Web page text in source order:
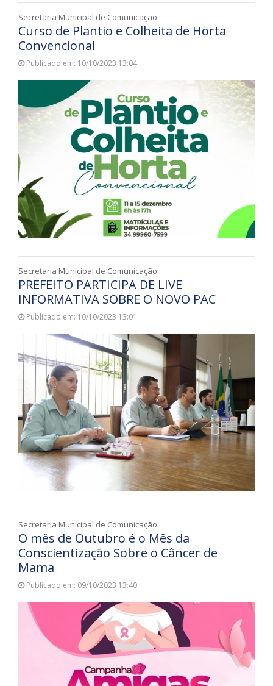
Secretaria Municipal de Comunicação
Curso de Plantio e Colheita de Horta
Convencional
Publicado em: 10/10/2023 13:04
Secretaria Municipal de Comunicação
PREFEITO PARTICIPA DE LIVE
INFORMATIVA SOBRE O NOVO PAC
Publicado em: 10/10/2023 13:01
Secretaria Municipal de Comunicação
O mês de Outubro é o Mês da
Conscientização Sobre o Câncer de
Mama
Publicado em: 09/10/2023 13:40